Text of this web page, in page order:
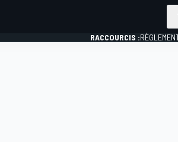
RACCOURCIS :